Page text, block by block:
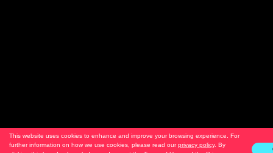
This website uses cookies to enhance and improve your browsing experience. For
further information on how we use cookies, please read ourprivacy policy. By